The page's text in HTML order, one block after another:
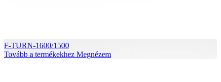
F-TURN-1600/1500
Tovább a termékekhez Megnézem